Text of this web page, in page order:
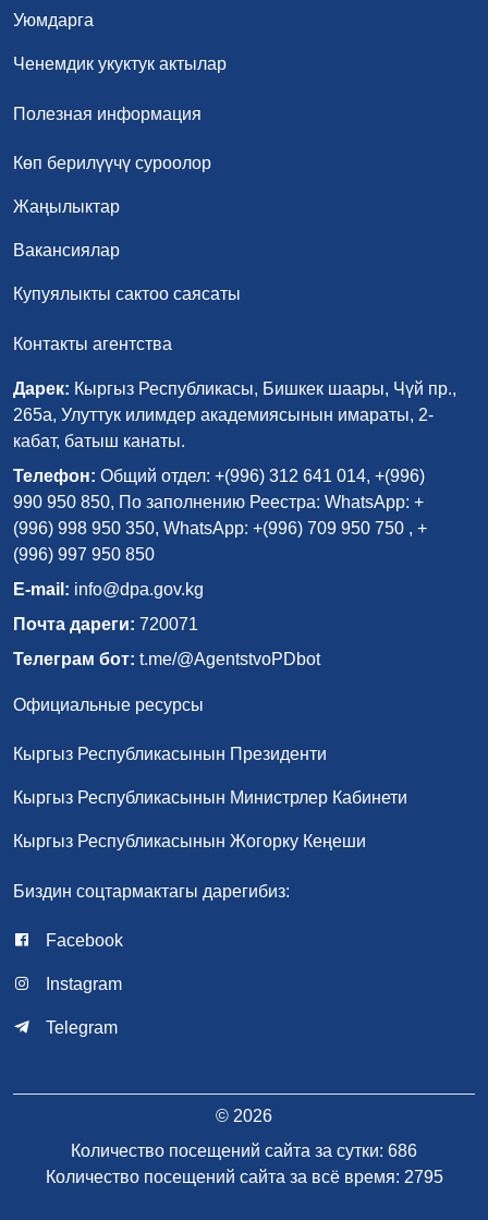
Уюмдарга
Ченемдик укуктук актылар
Полезная информация
Көп берилүүчү суроолор
Жаңылыктар
Вакансиялар
Купуялыкты сактоо саясаты
Контакты агентства
Дарек: Кыргыз Республикасы, Бишкек шаары, Чүй пр.,
265а, Улуттук илимдер академиясынын имараты, 2-
кабат, батыш канаты.
Телефон: Общий отдел: +(996) 312 641 014, +(996)
990 950 850, По заполнению Реестра: WhatsApp: +
(996) 998 950 350, WhatsApp: +(996) 709 950 750 , +
(996) 997 950 850
E-mail: info@dpa.gov.kg
Почта дареги: 720071
Телеграм бот: t.me/@AgentstvoPDbot
Официальные ресурсы
Кыргыз Республикасынын Президенти
Кыргыз Республикасынын Министрлер Кабинети
Кыргыз Республикасынын Жогорку Кеңеши
Биздин соцтармактагы дарегибиз:
Facebook
Instagram
Telegram
© 2026
Количество посещений сайта за сутки: 686
Количество посещений сайта за всё время: 2795